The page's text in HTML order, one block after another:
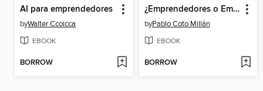
AI para emprendedores
byWalter Ccoicca
EBOOK
BORROW
¿Emprendedores o Empresarios?
byPablo Coto Millán
EBOOK
BORROW